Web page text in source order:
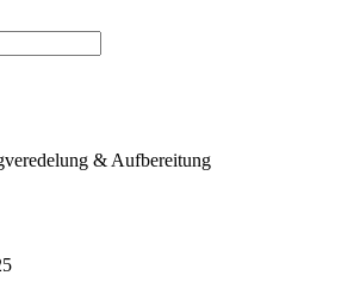
& Aufbereitung